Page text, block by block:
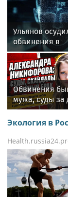
Ульянов
обвинения в
причастности
пожарам во
Обвинения
мужа, суды за
тайный брак с
продюсером:
Никифорова
Экология в